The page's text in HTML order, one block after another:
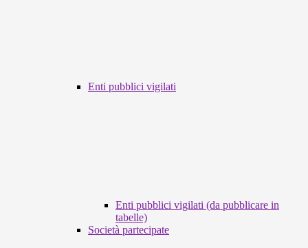
Enti pubblici vigilati
Enti pubblici vigilati (da pubblicare in
tabelle)
Società partecipate